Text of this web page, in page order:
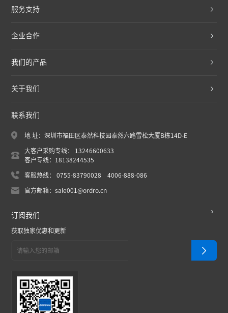
服务支持
企业合作
我们的产品
关于我们
联系我们
地 址：深圳市福田区泰然科技园泰然六路雪松大厦B栋14D-E
大客户采购专线： 13246600633
客户专线：18138244535
客服热线： 0755-83790028 4006-888-086
官方邮箱：sale001@ordro.cn
订阅我们
获取独家优惠和更新